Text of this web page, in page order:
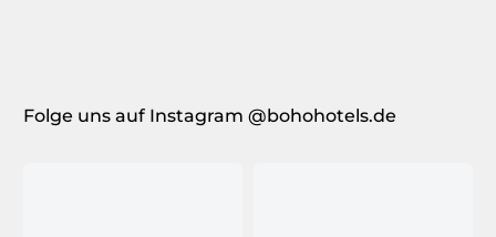
Folge uns auf Instagram @bohohotels.de